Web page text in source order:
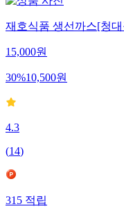
재호식품 생선까스[청
15,000원
30%10,500원
4.3
(14)
315 적립